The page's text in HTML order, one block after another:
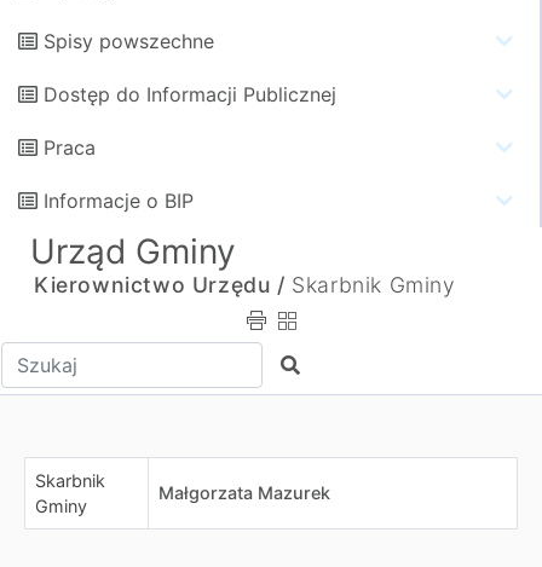
Spisy powszechne
Dostęp do Informacji Publicznej
Praca
Informacje o BIP
Urząd Gminy
Kierownictwo Urzędu / Skarbnik Gminy
Wpisz tekst do wyszukania Szukaj
Skarbnik
Gminy
Małgorzata Mazurek